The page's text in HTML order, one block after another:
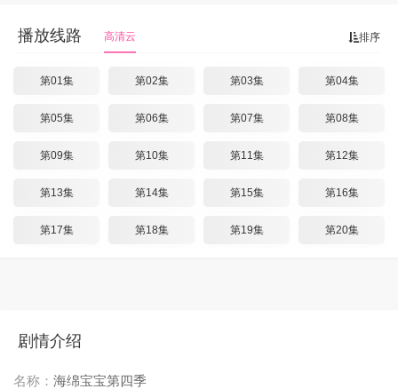
排序
播放线路 高清云
第01集 第02集 第03集 第04集
第05集 第06集 第07集 第08集
第09集 第10集 第11集 第12集
第13集 第14集 第15集 第16集
第17集 第18集 第19集 第20集
剧情介绍
名称： 海绵宝宝第四季